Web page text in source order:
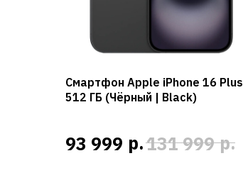
Смартфон Apple iPhone 16 Plus
512 ГБ (Чёрный | Black)
93 999 р.131 999 р.